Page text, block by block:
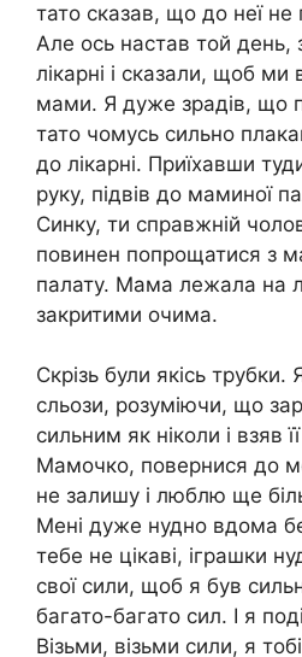
тато сказав, що до неї не
Але ось настав той день,
лікарні і сказали, щоб ми
мами. Я дуже зрадів, що
тато чомусь сильно
до лікарні. Приїхавши
руку, підвів до маминої
Синку, ти справжній
повинен попрощатися з
палату. Мама лежала на
закритими очима.
Скрізь були якісь
сльози, розуміючи, що
сильним як ніколи і взяв
Мамочко, повернися до
не залишу і люблю ще
Мені дуже нудно вдома
тебе не цікаві, іграшки
свої сили, щоб я був
багато-багато сил. І я
Візьми, візьми сили, я